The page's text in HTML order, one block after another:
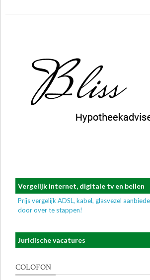
Vergelijk internet, digitale tv en bellen
Prijs vergelijk ADSL, kabel, glasvezel
door over te stappen!
Juridische vacatures
COLOFON